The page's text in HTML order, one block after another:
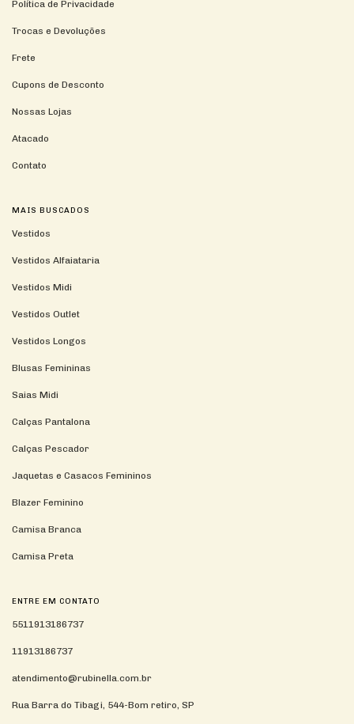
Política de Privacidade
Trocas e Devoluções
Frete
Cupons de Desconto
Nossas Lojas
Atacado
Contato
MAIS BUSCADOS
Vestidos
Vestidos Alfaiataria
Vestidos Midi
Vestidos Outlet
Vestidos Longos
Blusas Femininas
Saias Midi
Calças Pantalona
Calças Pescador
Jaquetas e Casacos Femininos
Blazer Feminino
Camisa Branca
Camisa Preta
ENTRE EM CONTATO
5511913186737
11913186737
atendimento@rubinella.com.br
Rua Barra do Tibagi, 544-Bom retiro, SP